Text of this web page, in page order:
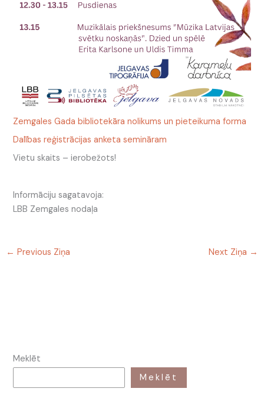
Zemgales Gada bibliotekāra nolikums un pieteikuma forma
Dalības reģistrācijas anketa semināram
Vietu skaits – ierobežots!
Informāciju sagatavoja:
LBB Zemgales nodaļa
← Previous Ziņa Next Ziņa →
Meklēt
Meklēt